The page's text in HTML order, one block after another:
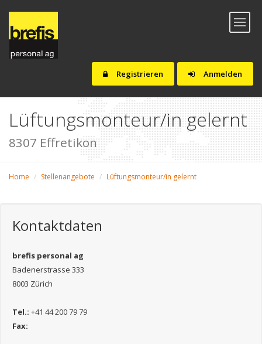
Anmelden
Registrieren
Toggle
Lüftungsmonteur/in gelernt
8307 Effretikon
Home Stellenangebote Lüftungsmonteur/in gelernt
Kontaktdaten
brefis personal ag
Badenerstrasse 333
8003 Zürich
Tel.: +41 44 200 79 79
Fax: